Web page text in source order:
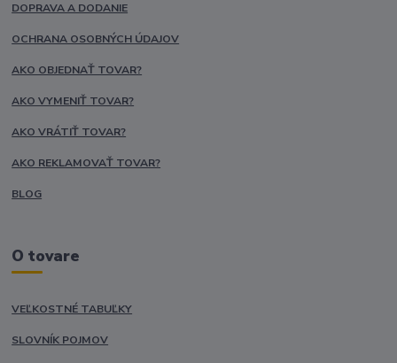
DOPRAVA A DODANIE
OCHRANA OSOBNÝCH ÚDAJOV
AKO OBJEDNAŤ TOVAR?
AKO VYMENIŤ TOVAR?
AKO VRÁTIŤ TOVAR?
AKO REKLAMOVAŤ TOVAR?
BLOG
O tovare
VEĽKOSTNÉ TABUĽKY
SLOVNÍK POJMOV